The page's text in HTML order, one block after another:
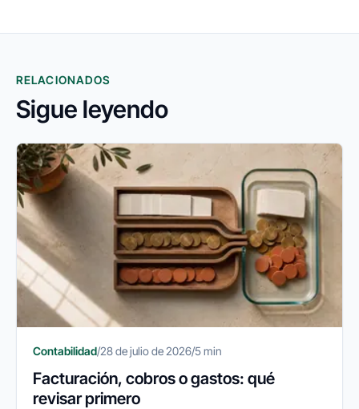
RELACIONADOS
Sigue leyendo
Contabilidad/28 de julio de 2026/5 min
Facturación, cobros o gastos: qué
revisar primero